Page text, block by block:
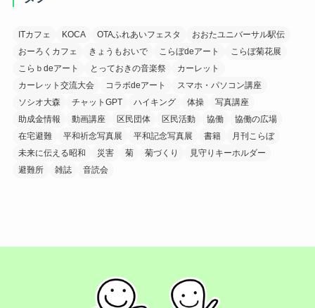
ITカフェ KOCA OTAふれあいフェスタ
おおたユニバーサル駅伝
おーろくカフェ
きょうもおいで こらぼdeアート
こらぼ菊花展
こらｂdeアート
とっておきの音楽祭
カーレット
カーレット交流大会
コラボdeアート
スマホ・パソコン講座
ソシオ大森
チャットGPT ハイキング 体操
写真講座
助成金情報
動画講座 区民団体 区民活動 協働
協働の広場
在宅避難
平和祈念写真展 平和記念写真展 書籍
月刊こらぼ
未来に伝える昭和
災害 菊 菊づくり
見守りキーホルダー
避難所
雑誌 音読会